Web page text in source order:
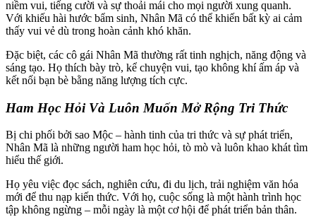
niềm vui, tiếng cười và sự thoải mái cho mọi người xung quanh.
Với khiếu hài hước bẩm sinh, Nhân Mã có thể khiến bất kỳ ai cảm
thấy vui vẻ dù trong hoàn cảnh khó khăn.
Đặc biệt, các cô gái Nhân Mã thường rất tinh nghịch, năng động và
sáng tạo. Họ thích bày trò, kể chuyện vui, tạo không khí ấm áp và
kết nối bạn bè bằng năng lượng tích cực.
Ham Học Hỏi Và Luôn Muốn Mở Rộng Tri Thức
Bị chi phối bởi sao Mộc – hành tinh của tri thức và sự phát triển,
Nhân Mã là những người ham học hỏi, tò mò và luôn khao khát tìm
hiểu thế giới.
Họ yêu việc đọc sách, nghiên cứu, đi du lịch, trải nghiệm văn hóa
mới để thu nạp kiến thức. Với họ, cuộc sống là một hành trình học
tập không ngừng – mỗi ngày là một cơ hội để phát triển bản thân.